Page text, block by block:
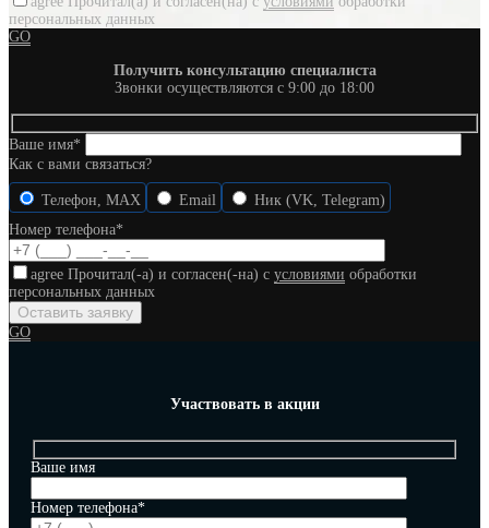
персональных данных
GO
Получить консультацию специалиста
Звонки осуществляются с 9:00 до 18:00
Ваше имя*
Как с вами связаться?
Телефон, MAX Email
Ник (VK, Telegram)
Номер телефона*
agree Прочитал(-а) и согласен(-на) с условиями обработки
персональных данных
GO
Участвовать в акции
Ваше имя
Номер телефона*